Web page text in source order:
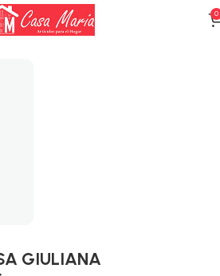
0
GIULIANA